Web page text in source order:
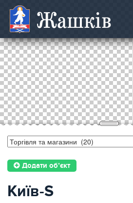
Жашків
Додати об’єкт
Київ-S